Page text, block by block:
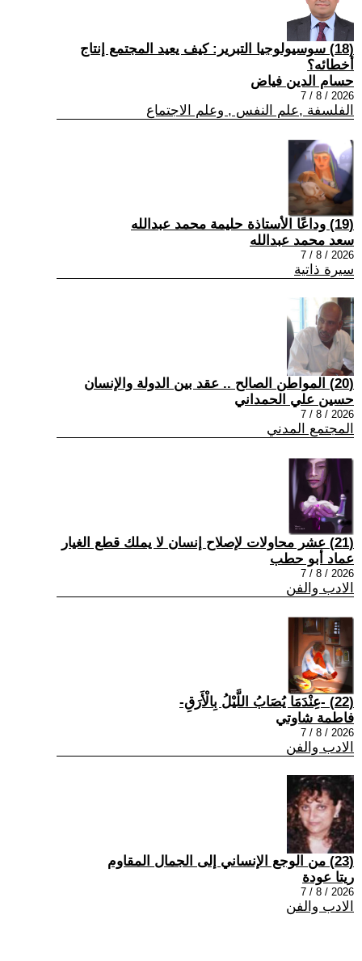
(18) سوسيولوجيا التبرير: كيف يعيد المجتمع إنتاج
أخطائه؟
حسام الدين فياض
2026 / 8 / 7
الفلسفة ,علم النفس , وعلم الاجتماع
(19) وداعًا الأستاذة حليمة محمد عبدالله
سعد محمد عبدالله
2026 / 8 / 7
سيرة ذاتية
(20) المواطن الصالح .. عقد بين الدولة والإنسان
حسين علي الحمداني
2026 / 8 / 7
المجتمع المدني
(21) عشر محاولات لإصلاح إنسان لا يملك قطع الغيار
عماد أبو حطب
2026 / 8 / 7
الادب والفن
(22) -عِنْدَمَا يُصَابُ اللَّيْلُ بِالْأَرَقِ-
فاطمة شاوتي
2026 / 8 / 7
الادب والفن
(23) من الوجع الإنساني إلى الجمال المقاوم
ريتا عودة
2026 / 8 / 7
الادب والفن